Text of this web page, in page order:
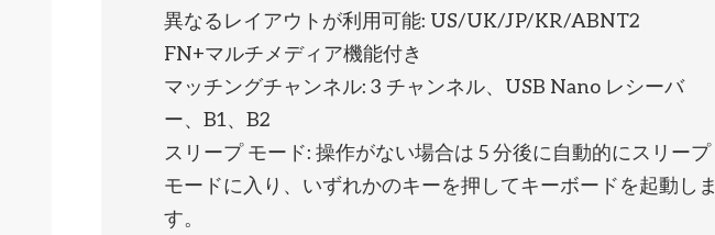
異なるレイアウトが利用可能: US/UK/JP/KR/ABNT2
FN+マルチメディア機能付き
マッチングチャンネル: 3 チャンネル、USB Nano レシーバ
ー、B1、B2
スリープ モード: 操作がない場合は 5 分後に自動的にスリープ
モードに入り、いずれかのキーを押してキーボードを起動しま
す。